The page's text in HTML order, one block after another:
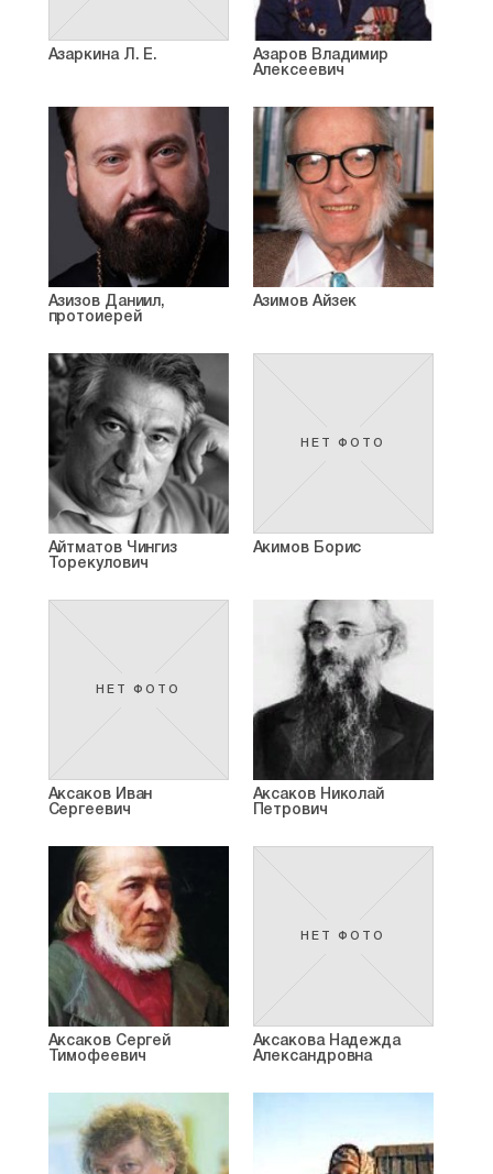
Азаркина Л. Е.
Азаров Владимир
Алексеевич
Азизов Даниил,
протоиерей
Азимов Айзек
Айтматов Чингиз
Торекулович
НЕТ ФОТО
Акимов Борис
НЕТ ФОТО
Аксаков Иван
Сергеевич
Аксаков Николай
Петрович
Аксаков Сергей
Тимофеевич
НЕТ ФОТО
Аксакова Надежда
Александровна